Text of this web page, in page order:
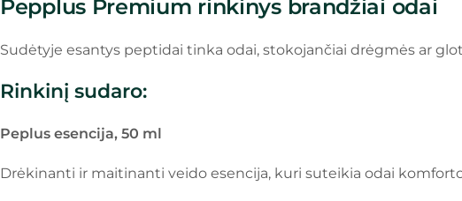
Pepplus Premium rinkinys brandžiai odai
Sudėtyje esantys peptidai tinka odai, stokojančiai drėgmės ar
Rinkinį sudaro:
Peplus esencija, 50 ml
Drėkinanti ir maitinanti veido esencija, kuri suteikia odai